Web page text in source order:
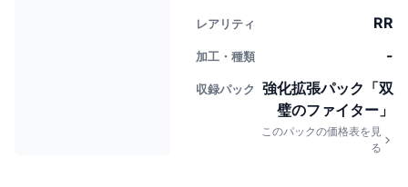
レアリティ RR
加工・種類 -
収録パック
強化拡張パック「双
璧のファイター」
このパックの価格表を見
る